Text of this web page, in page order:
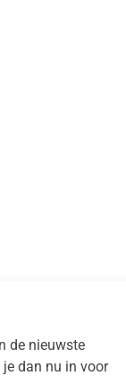
de nieuwste
dan nu in voor